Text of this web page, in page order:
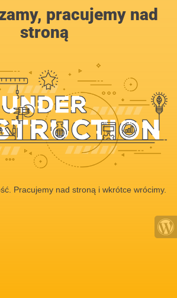
pracujemy nad
stroną
Pracujemy nad stroną i wkrótce wrócimy.